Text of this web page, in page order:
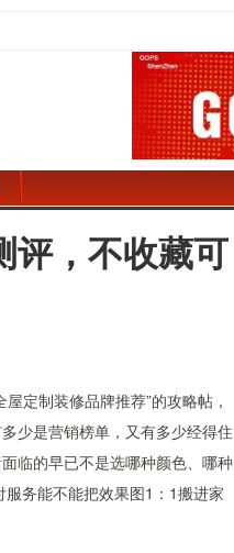
评，不收藏可
定制装修品牌推荐”的攻略帖，
少是营销榜单，又有多少经得住
临的早已不是选哪种颜色、哪种
务能不能把效果图1：1搬进家